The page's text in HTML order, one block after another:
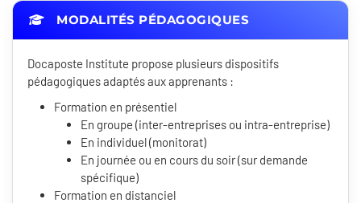
MODALITÉS PÉDAGOGIQUES
Docaposte Institute propose plusieurs dispositifs
pédagogiques adaptés aux apprenants :
Formation en présentiel
En groupe (inter-entreprises ou intra-entreprise)
En individuel (monitorat)
En journée ou en cours du soir (sur demande
spécifique)
Formation en distanciel